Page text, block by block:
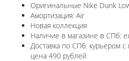
Оригинальные Nike Dunk
Амортизация: Air
Новая коллекция
Наличие в магазине в СПб:
Доставка по СПб: курьером
цена 490 рублей